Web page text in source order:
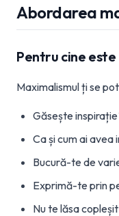
Abordarea
Pentru cine este
Maximalismul ți se
Găsește
Ca și cum ai
Bucură-te de
Exprimă-te prin
Nu te lăsa